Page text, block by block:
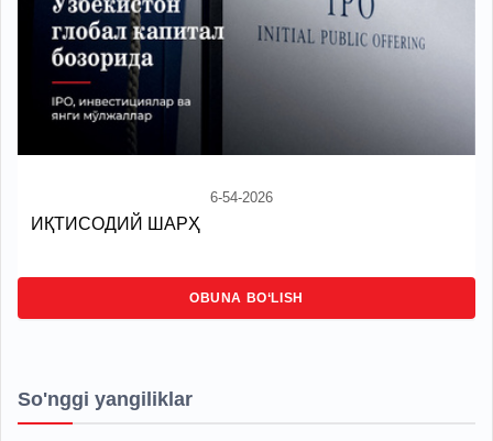
6-54-2026
ИҚТИСОДИЙ ШАРҲ
OBUNA BO‘LISH
So'nggi yangiliklar